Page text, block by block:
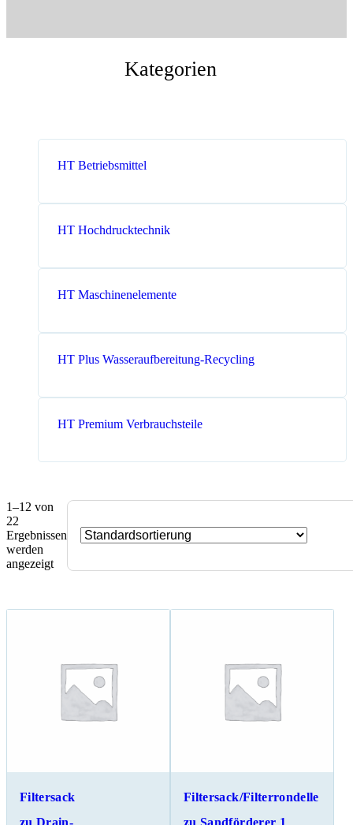
Kategorien
HT Betriebsmittel
HT Hochdrucktechnik
HT Maschinenelemente
HT Plus Wasseraufbereitung-Recycling
HT Premium Verbrauchsteile
1–12 von
22
Ergebnissen
werden
angezeigt
Filtersack
zu Drain-
Filtersack/Filterrondelle
zu Sandförderer 1